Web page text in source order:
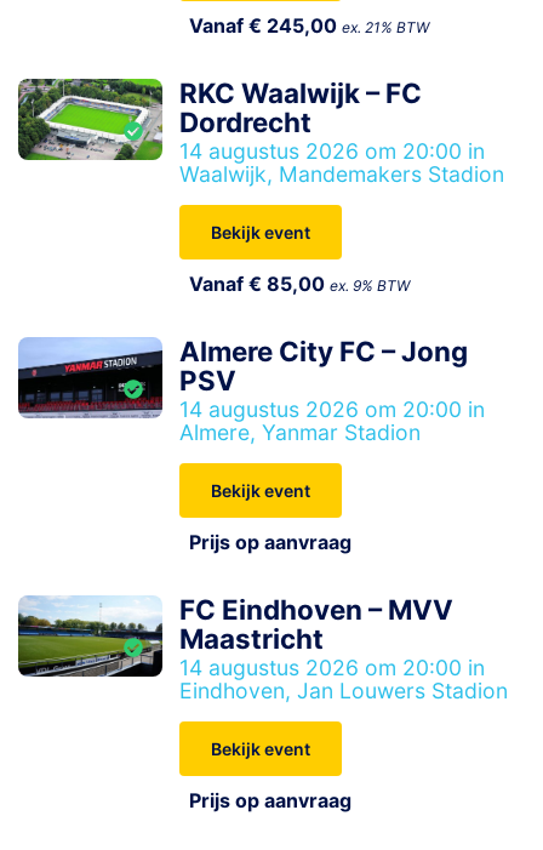
Vanaf € 245,00ex. 21% BTW
RKC Waalwijk – FC
Dordrecht
14 augustus 2026 om 20:00 in
Waalwijk, Mandemakers Stadion
Bekijk event
Vanaf € 85,00ex. 9% BTW
Almere City FC – Jong
PSV
14 augustus 2026 om 20:00 in
Almere, Yanmar Stadion
Bekijk event
Prijs op aanvraag
FC Eindhoven – MVV
Maastricht
14 augustus 2026 om 20:00 in
Eindhoven, Jan Louwers Stadion
Bekijk event
Prijs op aanvraag